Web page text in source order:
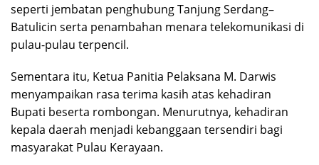
seperti jembatan penghubung Tanjung Serdang–
Batulicin serta penambahan menara telekomunikasi di
pulau-pulau terpencil.
Sementara itu, Ketua Panitia Pelaksana M. Darwis
menyampaikan rasa terima kasih atas kehadiran
Bupati beserta rombongan. Menurutnya, kehadiran
kepala daerah menjadi kebanggaan tersendiri bagi
masyarakat Pulau Kerayaan.